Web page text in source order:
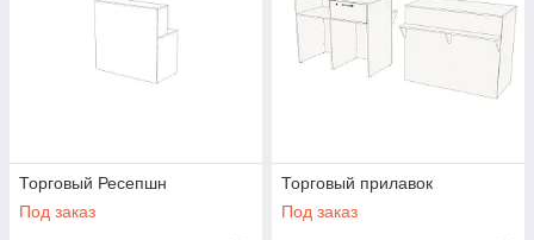
Торговый Ресепшн
Под заказ
Торговый прилавок
Под заказ